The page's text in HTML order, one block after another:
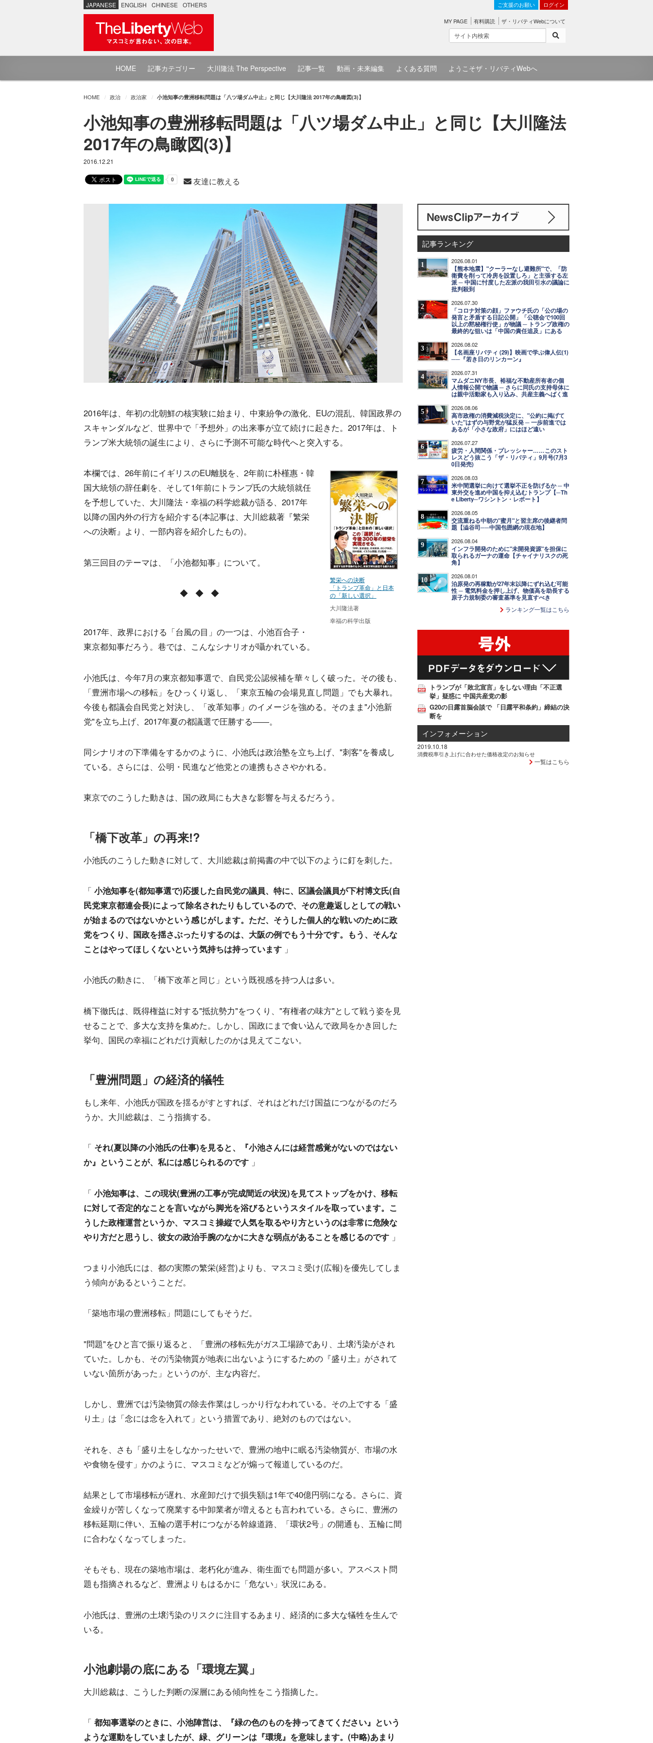
JAPANESE ENGLISH CHINESE OTHERS ご支援のお願い ログイン
MY PAGE 有料購読 ザ・リバティWebについて
HOME 記事カテゴリー 大川隆法 The Perspective 記事一覧 動画・未来編集 よくある質問 ようこそザ・リバティWebへ
HOME 政治 政治家 小池知事の豊洲移転問題は「八ツ場ダム中止」と同じ【大川隆法 2017年の鳥瞰図(3)】
小池知事の豊洲移転問題は「八ツ場ダム中止」と同じ【大川隆法
2017年の鳥瞰図(3)】
2016.12.21
友達に教える
2016年は、年初の北朝鮮の核実験に始まり、中東紛争の激化、EUの混乱、韓国政界の
スキャンダルなど、世界中で「予想外」の出来事が立て続けに起きた。2017年は、ト
ランプ米大統領の誕生により、さらに予測不可能な時代へと突入する。
繁栄への決断
「トランプ革命」と日本
の「新しい選択」
大川隆法著
幸福の科学出版
本欄では、26年前にイギリスのEU離脱を、2年前に朴槿惠・韓
国大統領の辞任劇を、そして1年前にトランプ氏の大統領就任
を予想していた、大川隆法・幸福の科学総裁が語る、2017年
以降の国内外の行方を紹介する(本記事は、大川総裁著『繁栄
への決断』より、一部内容を紹介したもの)。
第三回目のテーマは、「小池都知事」について。
◆ ◆ ◆
2017年、政界における「台風の目」の一つは、小池百合子・
東京都知事だろう。巷では、こんなシナリオが囁かれている。
小池氏は、今年7月の東京都知事選で、自民党公認候補を華々しく破った。その後も、
「豊洲市場への移転」をひっくり返し、「東京五輪の会場見直し問題」でも大暴れ。
今後も都議会自民党と対決し、「改革知事」のイメージを強める。そのまま"小池新
党"を立ち上げ、2017年夏の都議選で圧勝する――。
同シナリオの下準備をするかのように、小池氏は政治塾を立ち上げ、"刺客"を養成し
ている。さらには、公明・民進など他党との連携もささやかれる。
東京でのこうした動きは、国の政局にも大きな影響を与えるだろう。
「橋下改革」の再来!?
小池氏のこうした動きに対して、大川総裁は前掲書の中で以下のように釘を刺した。
「 小池知事を(都知事選で)応援した自民党の議員、特に、区議会議員が下村博文氏(自
民党東京都連会長)によって除名されたりもしているので、その意趣返しとしての戦い
が始まるのではないかという感じがします。ただ、そうした個人的な戦いのために政
党をつくり、国政を揺さぶったりするのは、大阪の例でもう十分です。もう、そんな
ことはやってほしくないという気持ちは持っています 」
小池氏の動きに、「橋下改革と同じ」という既視感を持つ人は多い。
橋下徹氏は、既得権益に対する"抵抗勢力"をつくり、"有権者の味方"として戦う姿を見
せることで、多大な支持を集めた。しかし、国政にまで食い込んで政局をかき回した
挙句、国民の幸福にどれだけ貢献したのかは見えてこない。
「豊洲問題」の経済的犠牲
もし来年、小池氏が国政を揺るがすとすれば、それはどれだけ国益につながるのだろ
うか。大川総裁は、こう指摘する。
「 それ(夏以降の小池氏の仕事)を見ると、『小池さんには経営感覚がないのではない
か』ということが、私には感じられるのです 」
「 小池知事は、この現状(豊洲の工事が完成間近の状況)を見てストップをかけ、移転
に対して否定的なことを言いながら脚光を浴びるというスタイルを取っています。こ
うした政権運営というか、マスコミ操縦で人気を取るやり方というのは非常に危険な
やり方だと思うし、彼女の政治手腕のなかに大きな弱点があることを感じるのです 」
つまり小池氏には、都の実際の繁栄(経営)よりも、マスコミ受け(広報)を優先してしま
う傾向があるということだ。
「築地市場の豊洲移転」問題にしてもそうだ。
"問題"をひと言で振り返ると、「豊洲の移転先がガス工場跡であり、土壌汚染がされ
ていた。しかも、その汚染物質が地表に出ないようにするための『盛り土』がされて
いない箇所があった」というのが、主な内容だ。
しかし、豊洲では汚染物質の除去作業はしっかり行なわれている。その上でする「盛
り土」は「念には念を入れて」という措置であり、絶対のものではない。
それを、さも「盛り土をしなかったせいで、豊洲の地中に眠る汚染物質が、市場の水
や食物を侵す」かのように、マスコミなどが煽って報道しているのだ。
結果として市場移転が遅れ、水産卸だけで損失額は1年で40億円弱になる。さらに、資
金繰りが苦しくなって廃業する中卸業者が増えるとも言われている。さらに、豊洲の
移転延期に伴い、五輪の選手村につながる幹線道路、「環状2号」の開通も、五輪に間
に合わなくなってしまった。
そもそも、現在の築地市場は、老朽化が進み、衛生面でも問題が多い。アスベスト問
題も指摘されるなど、豊洲よりもはるかに「危ない」状況にある。
小池氏は、豊洲の土壌汚染のリスクに注目するあまり、経済的に多大な犠牲を生んで
いる。
小池劇場の底にある「環境左翼」
大川総裁は、こうした判断の深層にある傾向性をこう指摘した。
「 都知事選挙のときに、小池陣営は、『緑の色のものを持ってきてください』という
ような運動をしていましたが、緑、グリーンは『環境』を意味します。(中略)あまり
記事ランキング
1 2026.08.01
【熊本地震】"クーラーなし避難所"で、「防
衛費を削って冷房を設置しろ」と主張する左
派 ─ 中国に忖度した左派の我田引水の議論に
批判殺到
2 2026.07.30
「コロナ対策の顔」ファウチ氏の「公の場の
発言と矛盾する日記公開」「公聴会で100回
以上の黙秘権行使」が物議 ─ トランプ政権の
最終的な狙いは「中国の責任追及」にある
3 2026.08.02
【名画座リバティ (29)】映画で学ぶ偉人伝(1)
──『若き日のリンカーン』
4 2026.07.31
マムダニNY市長、裕福な不動産所有者の個
人情報公開で物議 ─ さらに同氏の支持母体に
は親中活動家も入り込み、共産主義へばく進
5 2026.08.06
高市政権の消費減税決定に、"公約に掲げて
いた"はずの与野党が猛反発 ─ 一歩前進では
あるが「小さな政府」にはほど遠い
6 2026.07.27
疲労・人間関係・プレッシャー……このスト
レスどう抜こう「ザ・リバティ」9月号(7月3
0日発売)
7 2026.08.03
米中間選挙に向けて選挙不正を防げるか ─ 中
東外交を進め中国を抑え込むトランプ【─Th
e Liberty─ワシントン・レポート】
8 2026.08.05
交流重ねる中朝の"蜜月"と習主席の後継者問
題【澁谷司──中国包囲網の現在地】
9 2026.08.04
インフラ開発のために"未開発資源"を担保に
取られるガーナの運命【チャイナリスクの死
角】
10 2026.08.01
泊原発の再稼動が27年末以降にずれ込む可能
性 ─ 電気料金を押し上げ、物価高を助長する
原子力規制委の審査基準を見直すべき
ランキング一覧はこちら
トランプが「敗北宣言」をしない理由「不正選
挙」疑惑に 中国共産党の影
G20の日露首脳会談で 「日露平和条約」締結の決
断を
インフォメーション
2019.10.18
消費税率引き上げに合わせた価格改定のお知らせ
一覧はこちら